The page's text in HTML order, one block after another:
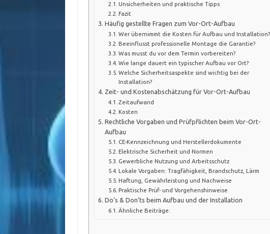
Unsicherheiten und praktische Tipps
Fazit
Häufig gestellte Fragen zum Vor-Ort-Aufbau
Wer übernimmt die Kosten für Aufbau und Installation?
Beeinflusst professionelle Montage die Garantie?
Was musst du vor dem Termin vorbereiten?
Wie lange dauert ein typischer Aufbau vor Ort?
Welche Sicherheitsaspekte sind wichtig bei der
Installation?
Zeit- und Kostenabschätzung für Vor-Ort-Aufbau
Zeitaufwand
Kosten
Rechtliche Vorgaben und Prüfpflichten beim Vor-Ort-
Aufbau
CE-Kennzeichnung und Herstellerdokumente
Elektrische Sicherheit und Normen
Gewerbliche Nutzung und Arbeitsschutz
Lokale Vorgaben: Tragfähigkeit, Brandschutz, Lärm
Haftung, Gewährleistung und Nachweise
Praktische Prüf- und Vorgehenshinweise
Do’s & Don’ts beim Aufbau und der Installation
Ähnliche Beiträge: